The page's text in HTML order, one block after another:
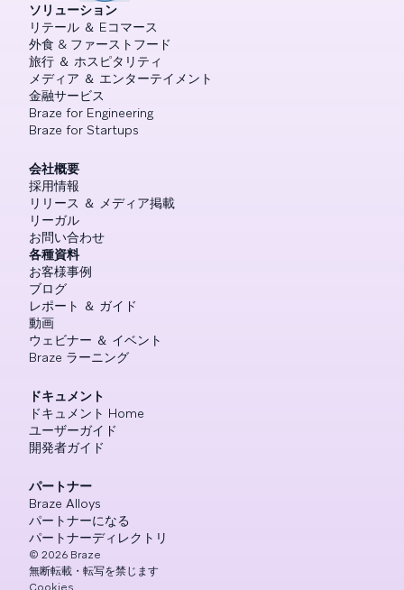
ソリューション
リテール ＆ Eコマース
外食 & ファーストフード
旅行 ＆ ホスピタリティ
メディア ＆ エンターテイメント
金融サービス
Braze for Engineering
Braze for Startups
会社概要
採用情報
リリース ＆ メディア掲載
リーガル
お問い合わせ
各種資料
お客様事例
ブログ
レポート ＆ ガイド
動画
ウェビナー ＆ イベント
Braze ラーニング
ドキュメント
ドキュメント Home
ユーザーガイド
開発者ガイド
パートナー
Braze Alloys
パートナーになる
パートナーディレクトリ
© 2026 Braze
無断転載・転写を禁じます